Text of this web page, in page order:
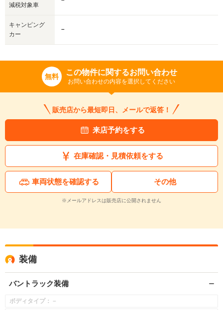
減税対象車
キャンピング
カー
－
無料 この物件に関するお問い合わせ
お問い合わせの内容を選択してください
販売店から最短即日、メールで返答！
来店予約をする
在庫確認・見積依頼をする
車両状態を確認する その他
※メールアドレスは販売店に公開されません
装備
バントラック装備
ボディタイプ：－